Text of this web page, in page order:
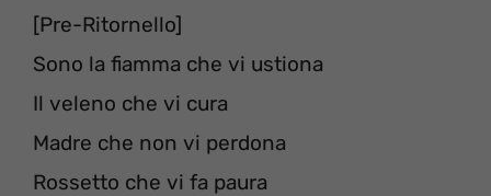
[Pre-Ritornello]
Sono la fiamma che vi ustiona
Il veleno che vi cura
Madre che non vi perdona
Rossetto che vi fa paura